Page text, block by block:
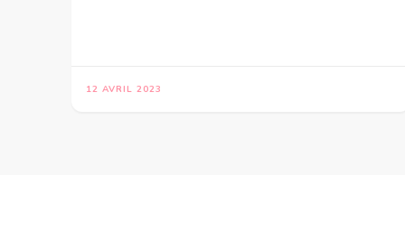
12 AVRIL 2023